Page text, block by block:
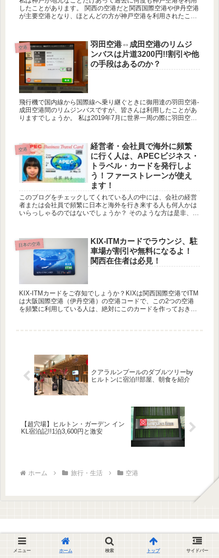
したことがあります。 関西の空港だと関西国際空港や伊丹空港
が主要空港となり、ほとんどの方が神戸空港を利用されたこと
空港
羽田空港⇔成田空港のリムジ
ンバスは片道3200円!!割引や他
の手段はあるのか？
飛行機で国内線から国際線へ乗り継ぐときに御用達の羽田空港-
成田空港間のリムジンバスですが、皆さんは利用したことがあ
りますでしょうか。 私は2019年7月に世界一周の際に羽田空港
空港
経営者・会社員で海外に頻繁
に行く人は、APECビジネス・
トラベル・カードを発行しよ
う！ファーストレーンが使え
ます！
このブログをチェックしてくれている人の中には、会社の経営
者または会社員で頻繁に日本と海外を行き来する人も何人かは
いらっしゃるのではないでしょうか？ そのような方は是非、
日本の空港
KIX-ITMカードでラウンジ、駐
車場が割引や無料になるよ！
関西在住者は必見！
KIX-ITMカードをご存知でしょうか？KIXは関西国際空港でITM
は大阪国際空港（伊丹空港）の空港コードで、この2つの空港
を頻繁に利用している人は、絶対にこのカードを作っておきま
クアラルンプールのダブルツリーby
ヒルトンに宿泊!!部屋、朝食を紹介
【超穴場】ヒルトン・ガーデン イン
KL宿泊記!!1泊3,600円と激安
ホーム 旅行・生活 空港
メニュー ホーム 検索 トップ サイドバー